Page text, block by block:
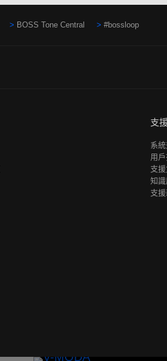
BOSS Tone Central #bossloop
支
系
用
支
知
支